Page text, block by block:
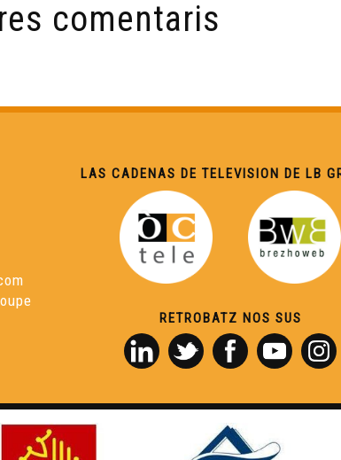
comentaris
LAS CADENAS DE TELEVISION DE LB
RETROBATZ NOS SUS